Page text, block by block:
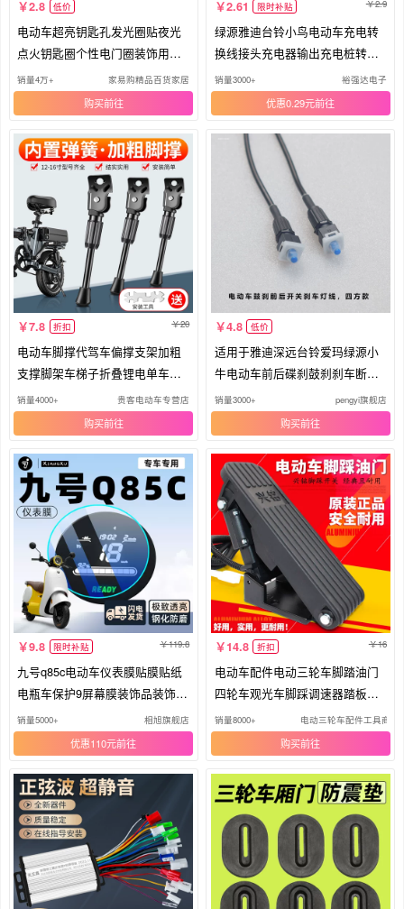
2.8 低价
电动车超亮钥匙孔发光圈贴夜光
点火钥匙圈个性电门圈装饰用荧
光贴
销量4万+ 家易购精品百货家居
购买
2.61 限时补贴 2.9
绿源雅迪台铃小鸟电动车充电转
换线接头充电器输出充电桩转换
插头
销量3000+ 裕强达电子
优惠0.29元
7.8 折扣 20
电动车脚撑代驾车偏撑支架加粗
支撑脚架车梯子折叠锂电单车停
车架
销量4000+ 贵客电动车专营店
购买
4.8 低价
适用于雅迪深远台铃爱玛绿源小
牛电动车前后碟刹鼓刹刹车断电
开关
销量3000+ pengyi旗舰店
购买
9.8 限时补贴 119.8
九号q85c电动车仪表膜贴膜贴纸
电瓶车保护9屏幕膜装饰品装饰配
件
销量5000+ 相旭旗舰店
优惠110元
14.8 折扣 16
电动车配件电动三轮车脚踏油门
四轮车观光车脚踩调速器踏板控
制器
销量8000+ 电动三轮车配件工具商店
购买